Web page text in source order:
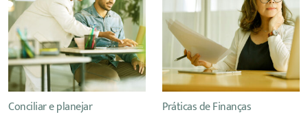
Conciliar e planejar Práticas de Finanças